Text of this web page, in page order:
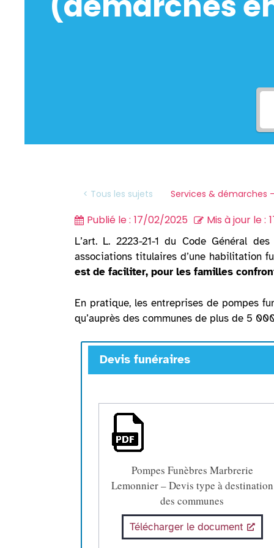
< Tous les sujets Services & démarches
Publié le : 17/02/2025 Mis à jour le :
L’art. L. 2223-21-1 du Code Général
associations titulaires d’une habilitation
est de faciliter, pour les familles
En pratique, les entreprises de pompes
qu’auprès des communes de plus de 5
Devis funéraires
Pompes Funèbres Marbrerie
Lemonnier – Devis type à destination
des communes
Télécharger le document